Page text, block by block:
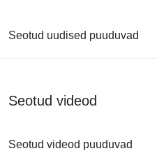
Seotud uudised puuduvad
Seotud videod
Seotud videod puuduvad